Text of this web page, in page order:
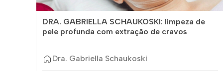
DRA. GABRIELLA SCHAUKOSKI: limpeza de
pele profunda com extração de cravos
Dra. Gabriella Schaukoski